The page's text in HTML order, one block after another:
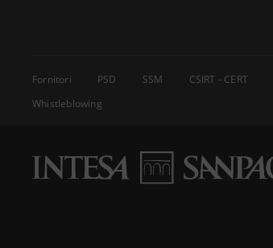
Fornitori PSD SSM CSIRT - CERT
Whistleblowing